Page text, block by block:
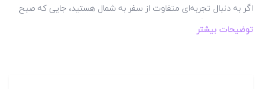
اگر به دنبال تجربه‌ای متفاوت از سفر به شمال هستید، جایی که صبح
را با صدای پرندگان آغاز کنید و شب را با سکوت دلنشین روستا به
پایان برسانید،اجاره کلبه سوئیسی لوکس در ماسالتوضیحات بیشتر